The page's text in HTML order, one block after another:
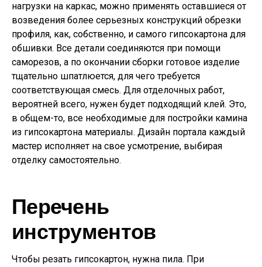
нагрузки на каркас, можно применять оставшиеся от
возведения более серьезных конструкций обрезки
профиля, как, собственно, и самого гипсокартона для
обшивки. Все детали соединяются при помощи
саморезов, а по окончании сборки готовое изделие
тщательно шпатлюется, для чего требуется
соответствующая смесь. Для отделочных работ,
вероятней всего, нужен будет подходящий клей. Это,
в общем-то, все необходимые для постройки камина
из гипсокартона материалы. Дизайн портала каждый
мастер исполняет на свое усмотрение, выбирая
отделку самостоятельно.
Перечень
инструментов
Чтобы резать гипсокартон, нужна пила. При